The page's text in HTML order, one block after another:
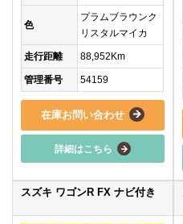
色
プラムブラウンク
リスタルマイカ
走行距離 88,952Km
管理番号 54159
在庫お問い合わせ
詳細はこちら
スズキ ワゴンR FX ナビ付き